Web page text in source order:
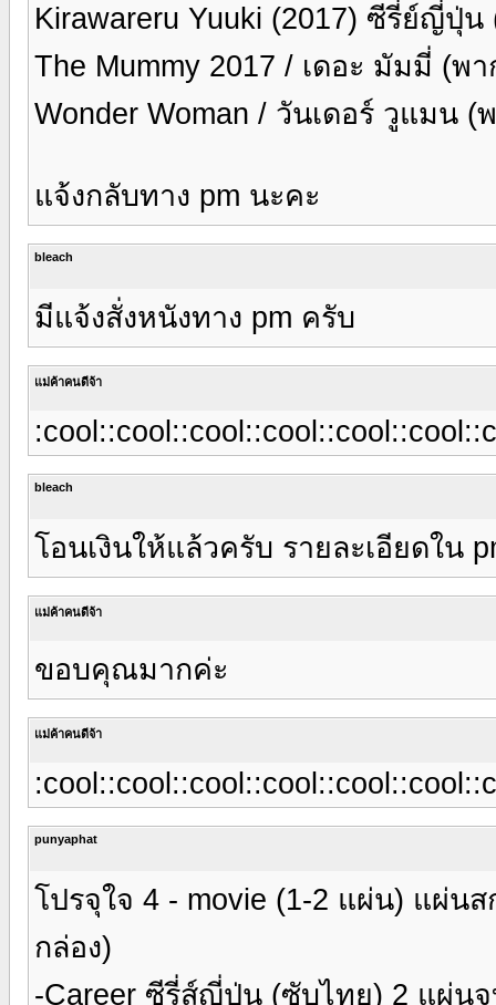
Kirawareru Yuuki (2017) ซีรี่ย์ญี่ปุ่
The Mummy 2017 / เดอะ มัมมี่ (พ
Wonder Woman / วันเดอร์ วูแมน
แจ้งกลับทาง pm นะคะ
bleach
มีแจ้งสั่งหนังทาง pm ครับ
แม่ค้าคนดีจ้า
bleach
โอนเงินให้แล้วครับ รายละเอียดใน
แม่ค้าคนดีจ้า
ขอบคุณมากค่ะ
แม่ค้าคนดีจ้า
punyaphat
โปรจุใจ 4 - movie (1-2 แผ่น) แผ่น
กล่อง)
-Career ซีรี่ส์ญี่ปุ่น (ซับไทย) 2 แผ่น